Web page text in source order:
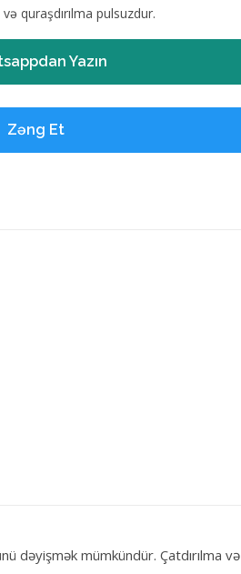
quraşdırılma pulsuzdur.
Yazın
Zəng Et
dəyişmək mümkündür. Çatdırılma və